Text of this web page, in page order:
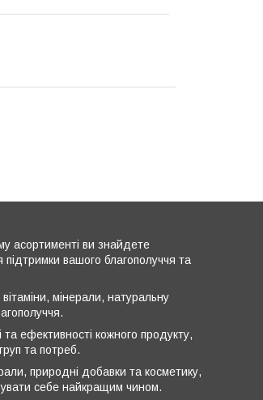
асортименті ви знайдете
вашого благополуччя та
мінерали, натуральну
ефективності кожного продукту,
та потреб.
природні добавки та косметику,
себе найкращим чином.